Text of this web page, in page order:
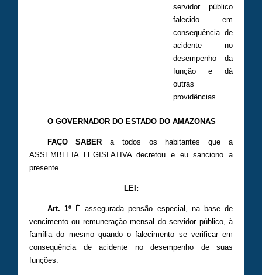
servidor público
falecido em
consequência de
acidente no
desempenho da
função e dá
outras
providências.
O GOVERNADOR DO ESTADO DO AMAZONAS
FAÇO SABER a todos os habitantes que a
ASSEMBLEIA LEGISLATIVA decretou e eu sanciono a
presente
LEI:
Art. 1ºÉ assegurada pensão especial, na base de
vencimento ou remuneração mensal do servidor público, à
família do mesmo quando o falecimento se verificar em
consequência de acidente no desempenho de suas
funções.